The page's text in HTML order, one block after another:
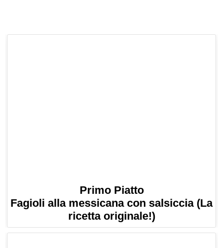
Primo Piatto
Fagioli alla messicana con salsiccia (La
ricetta originale!)